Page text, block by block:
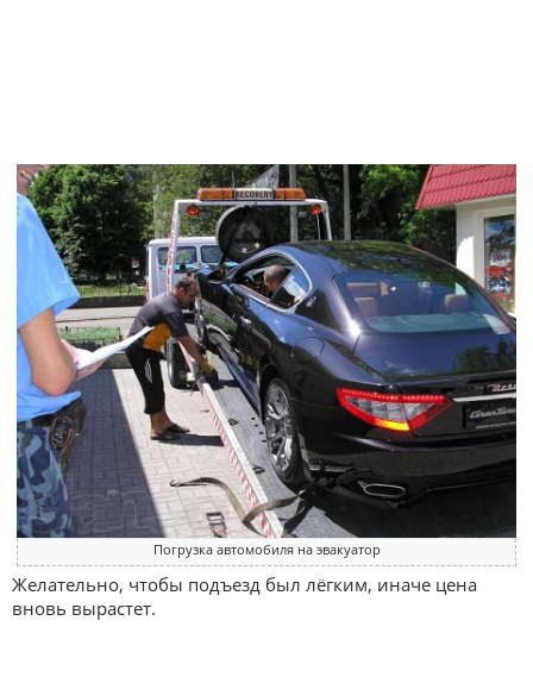
Погрузка автомобиля на эвакуатор
Желательно, чтобы подъезд был лёгким, иначе цена
вновь вырастет.